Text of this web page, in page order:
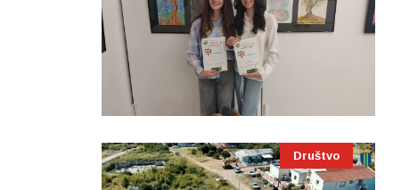
Društvo